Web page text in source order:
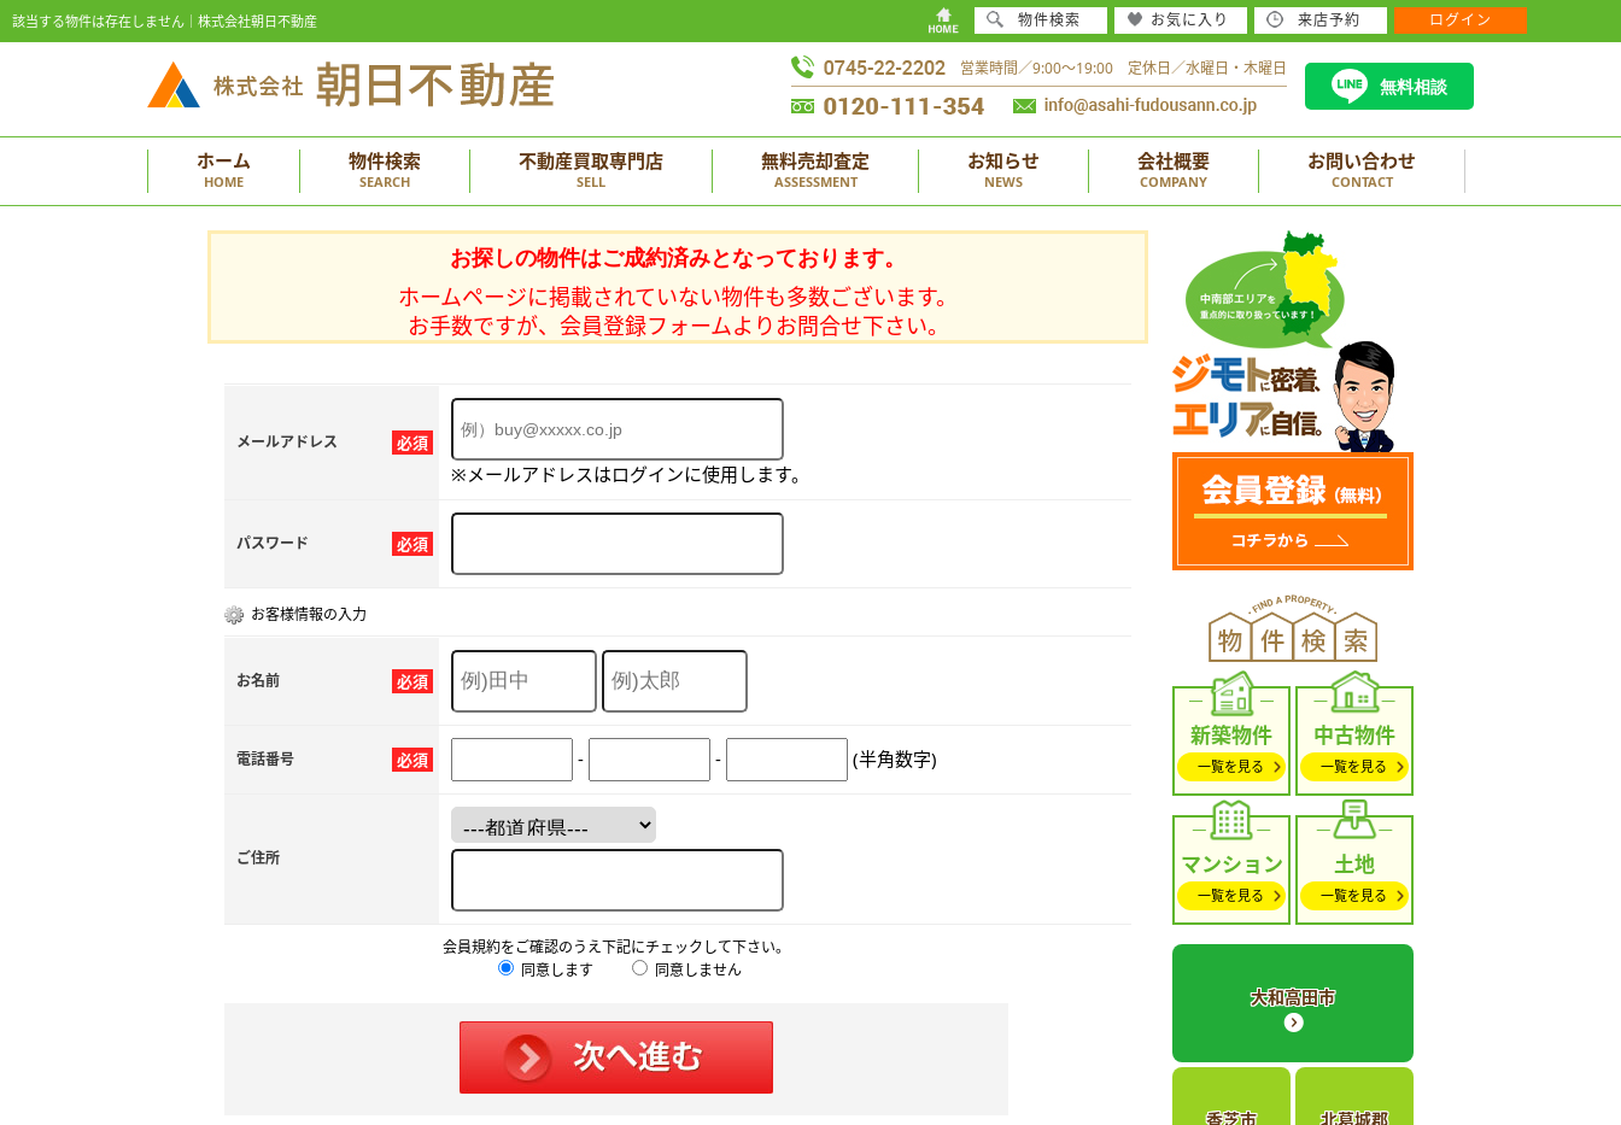
該当する物件は存在しません｜株式会社朝日不動産
営業時間／9:00～19:00 定休日／水曜日・木曜日
無料相談
ホーム
HOME
物件検索
SEARCH
不動産買取専門店
SELL
無料売却査定
ASSESSMENT
お知らせ
NEWS
会社概要
COMPANY
お問い合わせ
CONTACT
お探しの物件はご成約済みとなっております。
ホームページに掲載されていない物件も多数ございます。
お手数ですが、会員登録フォームよりお問合せ下さい。
必須
メールアドレス
※メールアドレスはログインに使用します。
必須
パスワード
お客様情報の入力
必須
お名前
必須
電話番号 - - (半角数字)
ご住所
会員規約をご確認のうえ下記にチェックして下さい。
同意します
同意しません
新築物件
一覧を見る
中古物件
一覧を見る
マンション
一覧を見る
土地
一覧を見る
大和高田市
香芝市 北葛城郡
物件検索 お気に入り 来店予約 ログイン